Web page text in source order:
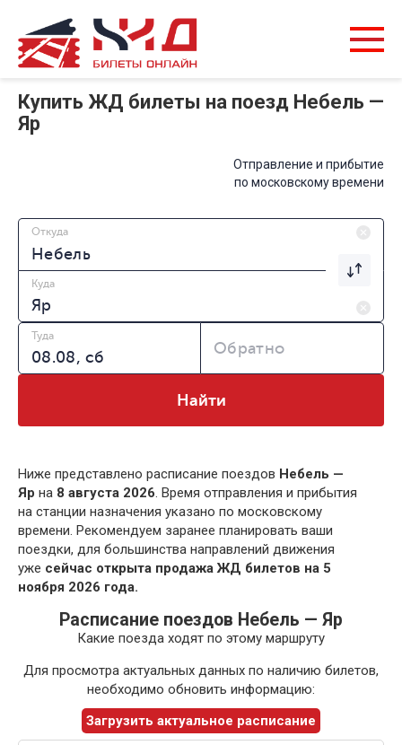
Купить ЖД билеты на поезд Небель —
Яр
Отправление и прибытие
по московскому времени
Откуда
Куда
Туда
Обратно
Найти
Ниже представлено расписание поездов Небель —
Яр на 8 августа 2026. Время отправления и прибытия
на станции назначения указано по московскому
времени. Рекомендуем заранее планировать ваши
поездки, для большинства направлений движения
уже сейчас открыта продажа ЖД билетов на 5
ноября 2026 года.
Расписание поездов Небель — Яр
Какие поезда ходят по этому маршруту
Для просмотра актуальных данных по наличию билетов,
необходимо обновить информацию:
Загрузить актуальное расписание